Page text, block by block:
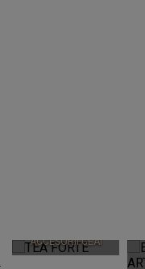
ACCESORII CEAI